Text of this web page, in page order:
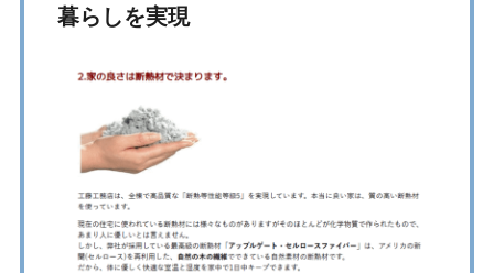
暮らしを実現